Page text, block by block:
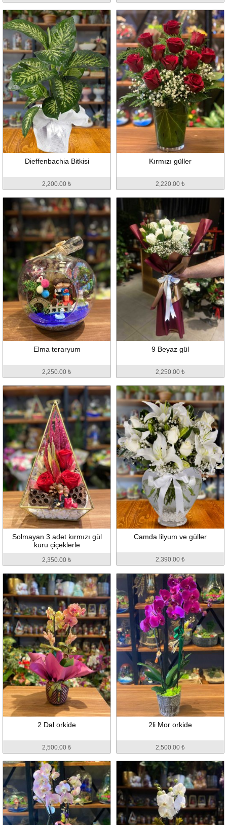
Dieffenbachia Bitkisi
2,200.00 ₺
Kırmızı güller
2,220.00 ₺
Elma teraryum
2,250.00 ₺
9 Beyaz gül
2,250.00 ₺
Solmayan 3 adet kırmızı gül
kuru çiçeklerle
2,350.00 ₺
Camda lilyum ve güller
2,390.00 ₺
2 Dal orkide
2,500.00 ₺
2li Mor orkide
2,500.00 ₺